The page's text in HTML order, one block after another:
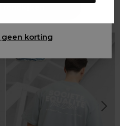
geen korting